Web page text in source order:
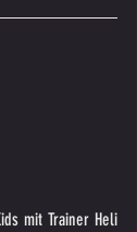
mit Trainer Heli